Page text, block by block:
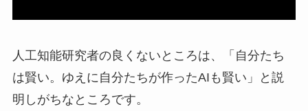
人工知能研究者の良くないところは、「自分たち
は賢い。ゆえに自分たちが作ったAIも賢い」と説
明しがちなところです。